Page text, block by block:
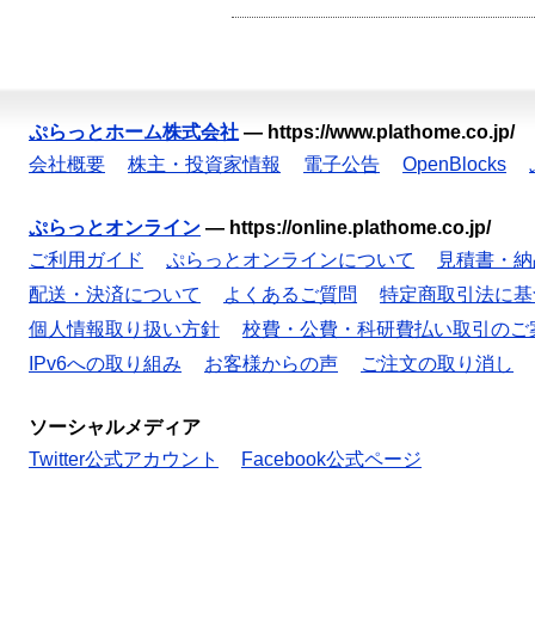
ぷらっとホーム株式会社 — https://www.plathome.co.jp/
会社概要
株主・投資家情報 電子公告 OpenBlocks
ぷらっとオンライン — https://online.plathome.co.jp/
ご利用ガイド
ぷらっとオンラインについて
見積書・
配送・決済について
よくあるご質問
特定商取引法に
個人情報取り扱い方針
校費・公費・科研費払い取引のご
IPv6への取り組み
お客様からの声 ご注文の取り消し
ソーシャルメディア
Twitter公式アカウント
Facebook公式ページ